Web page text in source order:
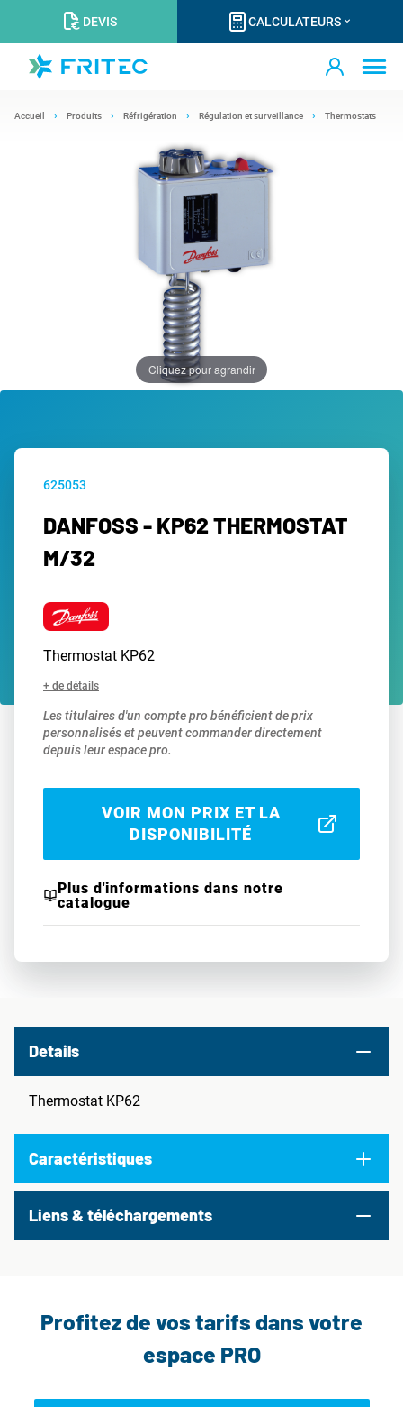
DEVIS CALCULATEURS
Accueil Produits Réfrigération Régulation et surveillance Thermostats
Cliquez pour agrandir
625053
DANFOSS - KP62 THERMOSTAT
M/32
Thermostat KP62
+ de détails
Les titulaires d'un compte pro bénéficient de prix
personnalisés et peuvent commander directement
depuis leur espace pro.
VOIR MON PRIX ET LA
DISPONIBILITÉ
Plus d'informations dans notre
catalogue
Details
Thermostat KP62
Caractéristiques
Liens & téléchargements
Profitez de vos tarifs dans votre
espace PRO